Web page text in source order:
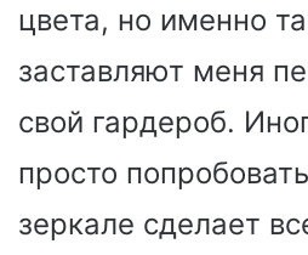
цвета, но именно
заставляют меня
свой гардероб.
просто
зеркале сделает